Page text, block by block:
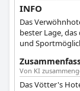
INFO
Das
bester Lage,
und
und Suiten,
ein erholsames
Von KI
Das Vötter's